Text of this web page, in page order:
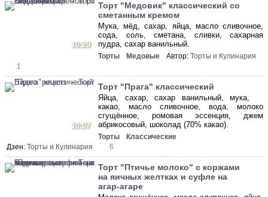
10:29
Торт "Медовик" классический со
сметанным кремом
Мука, мёд, сахар, яйца, масло сливочное,
сода, соль, сметана, сливки, сахарная
пудра, сахар ванильный.
Торты Медовые Автор: Торты и Кулинария
1
10:07
Торт "Прага" классический
Яйца, сахар, сахар ванильный, мука,
какао, масло сливочное, вода, молоко
сгущённое, ромовая эссенция, джем
абрикосовый, шоколад (70% какао).
Торты
Классические
Дзен: Торты и Кулинария 6
Торт "Птичье молоко" с коржами
на яичных желтках и суфле на
агар-агаре